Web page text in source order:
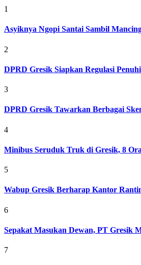
1
Asyiknya Ngopi Santai Sambil
2
DPRD Gresik Siapkan Regulasi
3
DPRD Gresik Tawarkan Berbagai
4
Minibus Seruduk Truk di Gresik, 8
5
Wabup Gresik Berharap Kantor
6
Sepakat Masukan Dewan, PT Gresik
7